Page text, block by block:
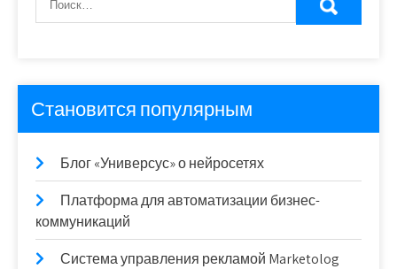
Становится популярным
Блог «Универсус» о нейросетях
Платформа для автоматизации бизнес-
коммуникаций
Система управления рекламой Marketolog